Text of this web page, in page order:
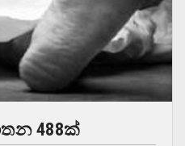
488ක්